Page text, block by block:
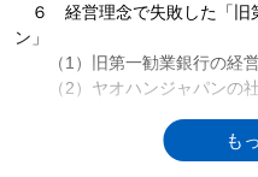
６ 経営理念で失敗した「旧
ン」
（1）旧第一勧業銀行の経
（2）ヤオハンジャパンの社
第３章 永続発展を目指す経営
１ 自然に考え、自然に生き